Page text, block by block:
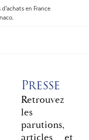
en France
Presse
Retrouvez
les
parutions,
articles et